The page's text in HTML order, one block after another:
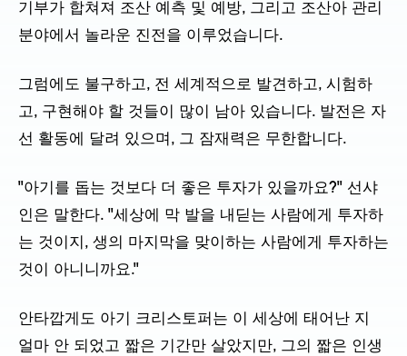
기부가 합쳐져 조산 예측 및 예방, 그리고 조산아 관리
분야에서 놀라운 진전을 이루었습니다.
그럼에도 불구하고, 전 세계적으로 발견하고, 시험하
고, 구현해야 할 것들이 많이 남아 있습니다. 발전은 자
선 활동에 달려 있으며, 그 잠재력은 무한합니다.
"아기를 돕는 것보다 더 좋은 투자가 있을까요?" 선샤
인은 말한다. "세상에 막 발을 내딛는 사람에게 투자하
는 것이지, 생의 마지막을 맞이하는 사람에게 투자하는
것이 아니니까요."
안타깝게도 아기 크리스토퍼는 이 세상에 태어난 지
얼마 안 되었고 짧은 기간만 살았지만, 그의 짧은 인생